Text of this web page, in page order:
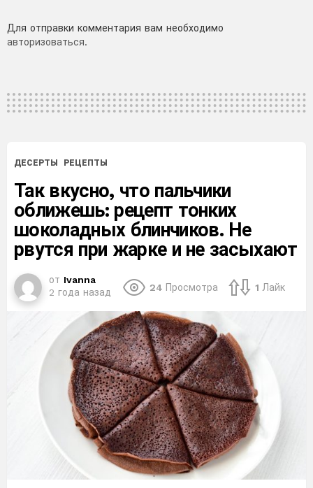
Добавить
комментарий
Для отправки комментария вам необходимо
авторизоваться.
ДЕСЕРТЫ РЕЦЕПТЫ
Так вкусно, что пальчики
оближешь: рецепт тонких
шоколадных блинчиков. Не
рвутся при жарке и не засыхают
от Ivanna
2 года назад
24 Просмотра 1 Лайк